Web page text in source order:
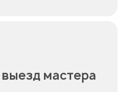
мастера